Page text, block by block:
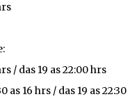
/ das 19 as 22:00 hrs
as 16 hrs / das 19 as 22:30